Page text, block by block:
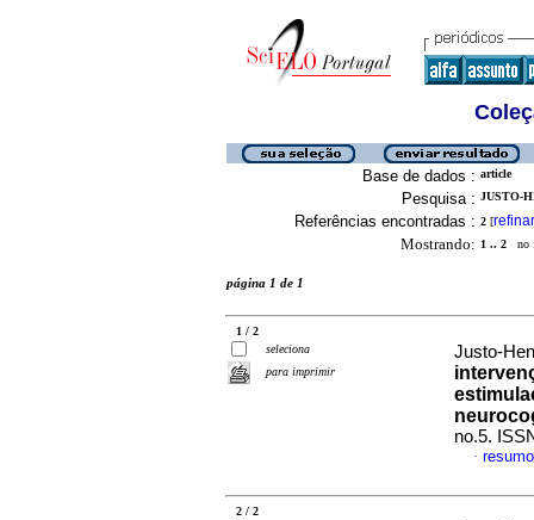
Base de dados : article
Pesquisa : JUSTO-
Referências encontradas : 2 [refinar
Mostrando: 1 .. 2 no
página 1 de 1
1 / 2
seleciona
para imprimir
Justo-
no.5.
·
2 / 2